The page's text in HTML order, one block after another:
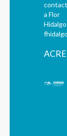
a Flor
Hidalgo